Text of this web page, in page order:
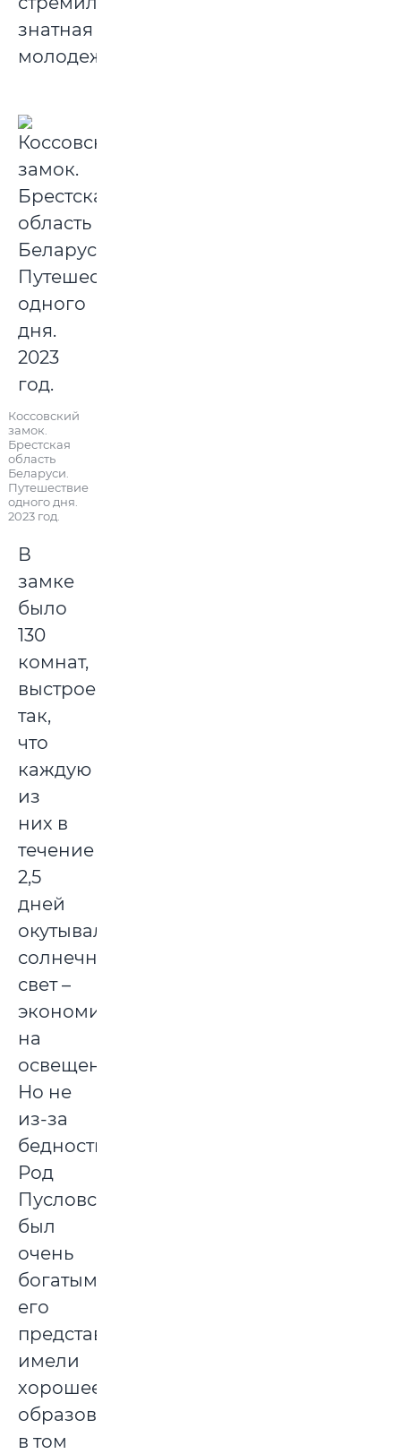
знатная
молодежь.
Коссовский
замок.
Брестская
область
Беларуси.
Путешествие
одного дня.
2023 год.
В
замке
было
130
комнат,
выстроенных
так,
что
каждую
из
них в
течение
2,5
дней
окутывал
солнечный
свет –
экономили
на
освещении.
Но не
из-за
бедности.
Род
Пусловских
был
очень
богатым,
его
представители
имели
хорошее
образование,
в том